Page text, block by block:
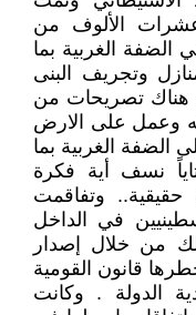
الألوف من
الضفة الغربية بما
وتجريف البنى
هناك تصريحات من
وعمل على الارض
الضفة الغربية بما
نسف أية فكرة
حقيقية.. وتفاقمت
في الداخل
من خلال إصدار
قانون القومية
الدولة . وكانت